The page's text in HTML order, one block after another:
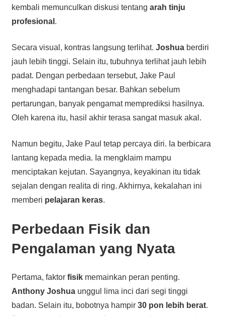
kembali memunculkan diskusi tentang arah tinju
profesional .
Secara visual, kontras langsung terlihat. Joshuaberdiri
jauh lebih tinggi. Selain itu, tubuhnya terlihat jauh lebih
padat. Dengan perbedaan tersebut, Jake Paul
menghadapi tantangan besar. Bahkan sebelum
pertarungan, banyak pengamat memprediksi hasilnya.
Oleh karena itu, hasil akhir terasa sangat masuk akal.
Namun begitu, Jake Paul tetap percaya diri. Ia berbicara
lantang kepada media. Ia mengklaim mampu
menciptakan kejutan. Sayangnya, keyakinan itu tidak
sejalan dengan realita di ring. Akhirnya, kekalahan ini
memberi pelajaran keras.
Perbedaan Fisik dan
Pengalaman yang Nyata
Pertama, faktor fisikmemainkan peran penting.
Anthony Joshuaunggul lima inci dari segi tinggi
badan. Selain itu, bobotnya hampir 30 pon lebih berat.